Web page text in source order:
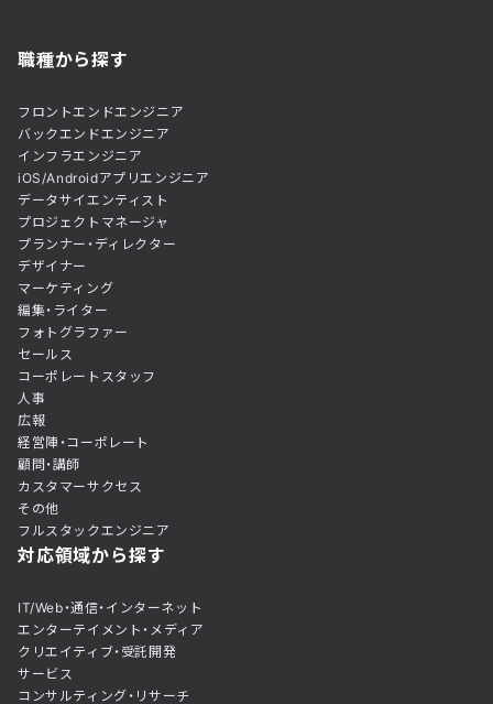
職種から探す
フロントエンドエンジニア
バックエンドエンジニア
インフラエンジニア
iOS/Androidアプリエンジニア
データサイエンティスト
プロジェクトマネージャ
プランナー・ディレクター
デザイナー
マーケティング
編集・ライター
フォトグラファー
セールス
コーポレートスタッフ
人事
広報
経営陣・コーポレート
顧問・講師
カスタマーサクセス
その他
フルスタックエンジニア
対応領域から探す
IT/Web・通信・インターネット
エンターテイメント・メディア
クリエイティブ・受託開発
サービス
コンサルティング・リサーチ